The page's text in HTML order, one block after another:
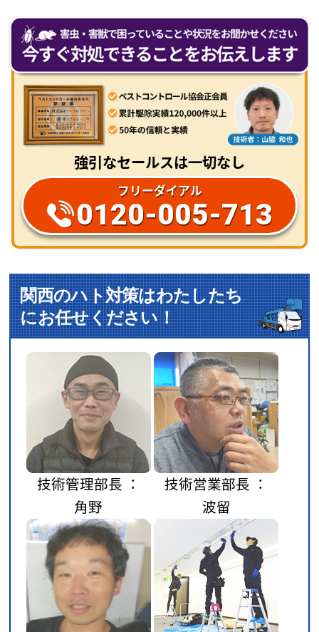
強引なセールスは一切なし
フリーダイアル
0120-005-713
関西のハト対策はわたしたち
にお任せください！
技術管理部長 ：
角野
技術営業部長 ：
波留